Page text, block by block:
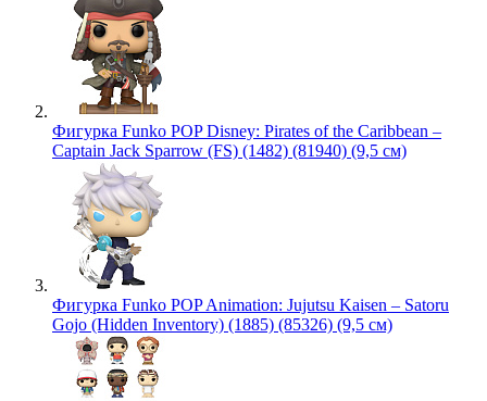
Фигурка Funko POP Disney: Pirates of the Caribbean –
Captain Jack Sparrow (FS) (1482) (81940) (9,5 см)
Фигурка Funko POP Animation: Jujutsu Kaisen – Satoru
Gojo (Hidden Inventory) (1885) (85326) (9,5 см)